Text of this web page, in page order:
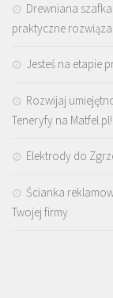
Drewniana
praktyczne
Jesteś na etapie
Rozwijaj
Teneryfy na Matfel.pl!
Elektrody do
Ścianka
Twojej firmy